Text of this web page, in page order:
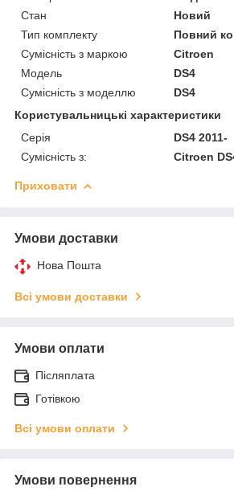
Стан
Новий
Тип комплекту
Повний
Сумісність з маркою
Citroen
Модель
DS4
Сумісність з моделлю
DS4
Користувальницькі характеристики
Серія
DS4 2011-
Сумісність з:
Citroen
Приховати
Умови доставки
Нова Пошта
Всі умови доставки
Умови оплати
Післяплата
Готівкою
Всі умови оплати
Умови повернення